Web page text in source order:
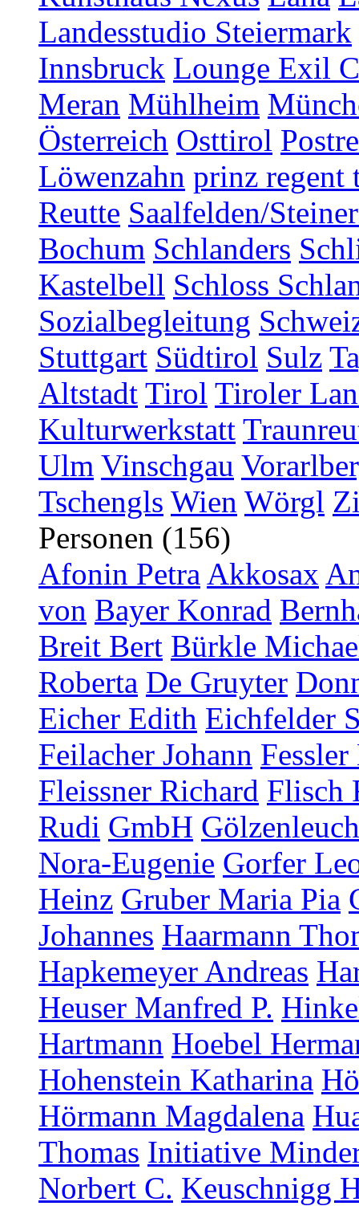
Landesstudio Steiermark
Innsbruck Lounge Exil
Meran Mühlheim
Österreich Osttirol
Löwenzahn prinz regent
Reutte Saalfelden/
Bochum Schlanders
Kastelbell Schloss
Sozialbegleitung
Stuttgart Südtirol Sulz
Altstadt Tirol Tiroler
Kulturwerkstatt
Ulm Vinschgau
Tschengls Wien Wörgl
Personen (156)
Afonin Petra Akkosax
von Bayer Konrad
Breit Bert Bürkle
Roberta De Gruyter
Eicher Edith Eichfelder
Feilacher Johann Fessler
Fleissner Richard Flisch
Rudi GmbH
Nora-Eugenie Gorfer
Heinz Gruber Maria Pia
Johannes Haarmann
Hapkemeyer Andreas
Heuser Manfred P.
Hartmann Hoebel
Hohenstein Katharina
Hörmann Magdalena
Thomas Initiative
Norbert C. Keuschnigg